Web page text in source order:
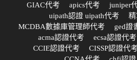
GIAC代考
apics代考 juniper
uipath認證 uipath代考
MCDBA數據庫管理師代考
ged證
acma認證代考
ecsa認證代考
CCIE認證代考
CISSP認證代考